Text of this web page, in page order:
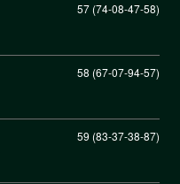
57 (74-08-47-58)
58 (67-07-94-57)
59 (83-37-38-87)